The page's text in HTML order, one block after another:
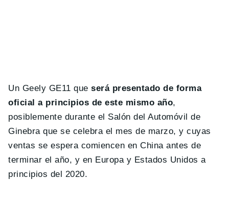
Un Geely GE11 queserá presentado de forma
oficial a principios de este mismo año,
posiblemente durante el Salón del Automóvil de
Ginebra que se celebra el mes de marzo, y cuyas
ventas se espera comiencen en China antes de
terminar el año, y en Europa y Estados Unidos a
principios del 2020.